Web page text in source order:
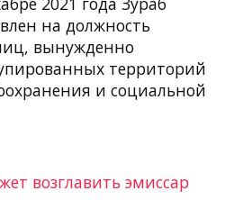
на должность
вынужденно
территорий
и социальной
возглавить эмиссар